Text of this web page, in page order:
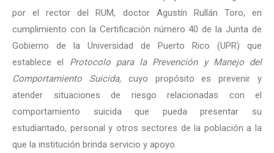
por el rector del RUM, doctor Agustín Rullán Toro, en
cumplimiento con la Certificación número 40 de la Junta de
Gobierno de la Universidad de Puerto Rico (UPR) que
establece el Protocolo para la Prevención y Manejo del
Comportamiento Suicida, cuyo propósito es prevenir y
atender situaciones de riesgo relacionadas con el
comportamiento suicida que pueda presentar su
estudiantado, personal y otros sectores de la población a la
que la institución brinda servicio y apoyo.